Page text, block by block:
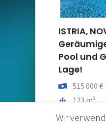
ISTRIA,
Pool und
Lage!
Preis515 000 €
Gesamtfläche
123 m²
Wir